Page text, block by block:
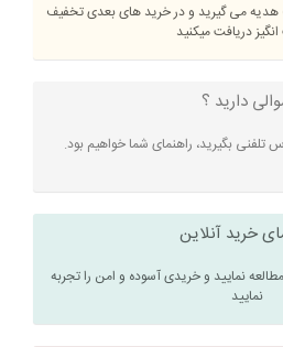
می گیرید و در خرید های بعدی تخفیف
دریافت میکنید
دارید ؟
تلفنی بگیرید، راهنمای شما خواهیم بود.
خرید آنلاین
نمایید و خریدی آسوده و امن را تجربه
نمایید